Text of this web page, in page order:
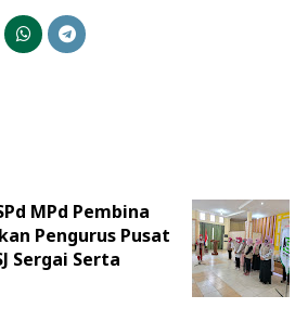
MPd Pembina
Pengurus Pusat
Sergai Serta